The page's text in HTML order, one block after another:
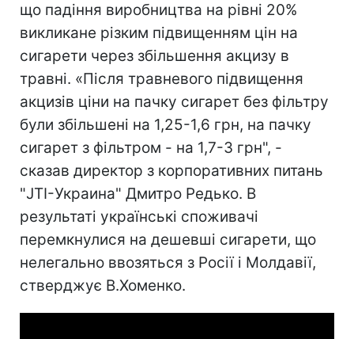
що падіння виробництва на рівні 20%
викликане різким підвищенням цін на
сигарети через збільшення акцизу в
травні. «Після травневого підвищення
акцизів ціни на пачку сигарет без фільтру
були збільшені на 1,25-1,6 грн, на пачку
сигарет з фільтром - на 1,7-3 грн", -
сказав директор з корпоративних питань
"JTI-Украина" Дмитро Редько. В
результаті українські споживачі
перемкнулися на дешевші сигарети, що
нелегально ввозяться з Росії і Молдавії,
стверджує В.Хоменко.